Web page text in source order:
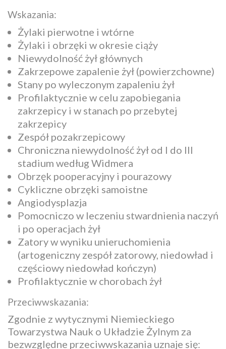
Wskazania:
Żylaki pierwotne i wtórne
Żylaki i obrzęki w okresie ciąży
Niewydolność żył głównych
Zakrzepowe zapalenie żył (powierzchowne)
Stany po wyleczonym zapaleniu żył
Profilaktycznie w celu zapobiegania
zakrzepicy i w stanach po przebytej
zakrzepicy
Zespół pozakrzepicowy
Chroniczna niewydolność żył od I do III
stadium według Widmera
Obrzęk pooperacyjny i pourazowy
Cykliczne obrzęki samoistne
Angiodysplazja
Pomocniczo w leczeniu stwardnienia naczyń
i po operacjach żył
Zatory w wyniku unieruchomienia
(artogeniczny zespół zatorowy, niedowład i
częściowy niedowład kończyn)
Profilaktycznie w chorobach żył
Przeciwwskazania:
Zgodnie z wytycznymi Niemieckiego
Towarzystwa Nauk o Układzie Żylnym za
bezwzględne przeciwwskazania uznaje się: